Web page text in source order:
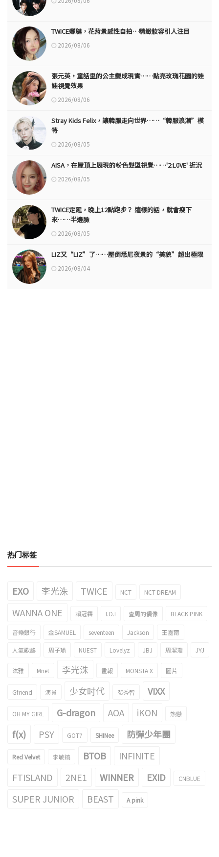
TWICE娜璉，花背景感性自拍…精緻妝容引人注目
2026/08/06
張元英，童話里的公主變成現實……點亮玫瑰花園的娃
娃視覺效果
2026/08/06
Stray Kids Felix，讓韓服走向世界……“韓服浪潮”模
特
2026/08/05
AISA，在屋頂上展現的粉色髮型視覺……'2:L0VE' 近況
2026/08/05
TWICE定延，晚上12點跑步？ 這樣的話，就會瘦下
來……半邊臉
2026/08/05
LIZ又“LIZ”了……壓倒悉尼夜景的“美貌”超出極限
2026/08/04
热门标签
EXO 李光洙 TWICE NCT NCT DREAM
WANNA ONE 賴冠霖 I.O.I 壹周的偶像 BLACK PINK
音樂銀行 金SAMUEL seventeen Jackson 王嘉爾
人氣歌謠 周子瑜 NUEST Lovelyz JBJ 周潔瓊 JYJ
泫雅 Mnet 李光洙 畫報 MONSTA X 圖片
Gfriend 演員 少女时代 裴秀智 VIXX
OH MY GIRL G-dragon AOA iKON 熱戀
f(x) PSY GOT7 SHINee 防彈少年團
Red Velvet 李敏鎬 BTOB
INFINITE
FTISLAND
2NE1 WINNER EXID CNBLUE
SUPER JUNIOR BEAST A pink